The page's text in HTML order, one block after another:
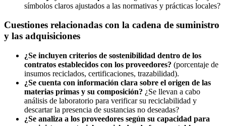
símbolos claros ajustados a las normativas y prácticas locales?
Cuestiones relacionadas con la cadena de suministro
y las adquisiciones
¿Se incluyen criterios de sostenibilidad dentro de los
contratos establecidos con los proveedores? (porcentaje de
insumos reciclados, certificaciones, trazabilidad).
¿Se cuenta con información clara sobre el origen de las
materias primas y su composición? ¿Se llevan a cabo
análisis de laboratorio para verificar su reciclabilidad y
descartar la presencia de sustancias no deseadas?
¿Se analiza a los proveedores según su capacidad para